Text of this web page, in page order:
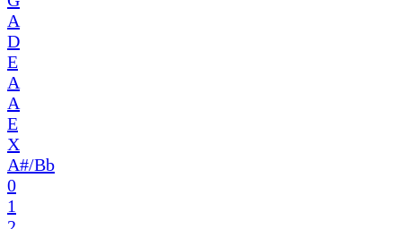
A
D
E
A
A
E
X
A#/Bb
0
1